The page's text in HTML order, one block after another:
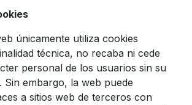
únicamente utiliza cookies
técnica, no recaba ni cede
personal de los usuarios sin su
Sin embargo, la web puede
a sitios web de terceros con